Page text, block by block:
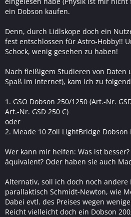
ein Dobson kaufen.
Denn, durch Lidlskope doch ein
fest entschlossen für Astro-Hobby!!
Schock, wenig gesehen zu haben!
Nach fleißigem Studieren von Daten
Spaß im Internet), kam ich zu
1. GSO Dobson 250/1250 (Art.-Nr.
Art.-Nr. GSD 250 C)
oder
2. Meade 10 Zoll LightBridge Dobson
Wer kann mir helfen: Was ist
äquivalent? Oder haben sie auch
Alternativ, soll ich doch noch andere
parallaktisch Schmidt-Newton, wie
Dabei evtl. des Preises wegen
Reicht vielleicht doch ein Dobson